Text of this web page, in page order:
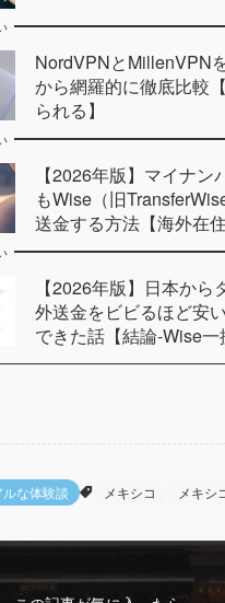
NordVPNとMillenVPN
から網羅的に徹底比較
られる】
【2026年版】マイナン
もWise（旧
送金する方法【海外在住
【2026年版】日本から
外送金をビビるほど安
できた話【結論-Wise一
な体験談 メキシコ メキシ